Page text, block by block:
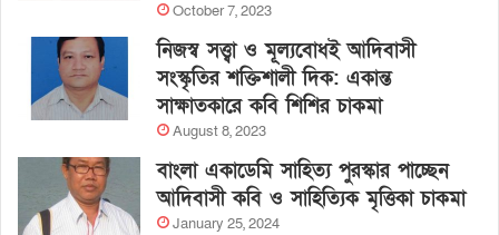
October 7, 2023
নিজস্ব সত্ত্বা ও মূল্যবোধই আদিবাসী
সংস্কৃতির শক্তিশালী দিক: একান্ত
সাক্ষাতকারে কবি শিশির চাকমা
August 8, 2023
বাংলা একাডেমি সাহিত্য পুরস্কার পাচ্ছেন
আদিবাসী কবি ও সাহিত্যিক মৃত্তিকা চাকমা
January 25, 2024